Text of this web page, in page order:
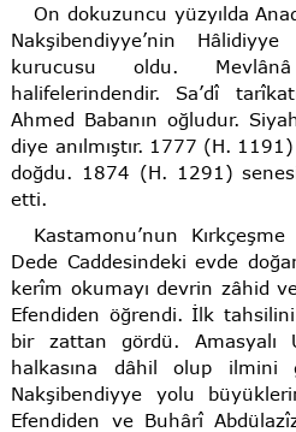
On dokuzuncu yüzyılda
Nakşibendiyye’nin
kurucusu oldu.
halifelerindendir. Sa’dî
Ahmed Babanın oğludur.
diye anılmıştır. 1777 (H.
doğdu. 1874 (H. 1291)
etti.
Kastamonu’nun
Dede Caddesindeki evde
kerîm okumayı devrin zâhid
Efendiden öğrendi. İlk
bir zattan gördü. Amasyalı
halkasına dâhil olup ilmini
Nakşibendiyye yolu
Efendiden ve Buhârî